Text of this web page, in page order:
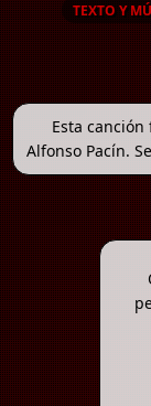
TEXTO Y
Esta
Alfonso Pacín.